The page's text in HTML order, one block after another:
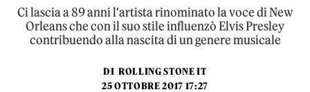
Ci lascia a 89 anni l'artista rinominato la voce di New
Orleans che con il suo stile influenzò Elvis Presley
contribuendo alla nascita di un genere musicale
DI ROLLING STONE IT
25 OTTOBRE 2017 17:27